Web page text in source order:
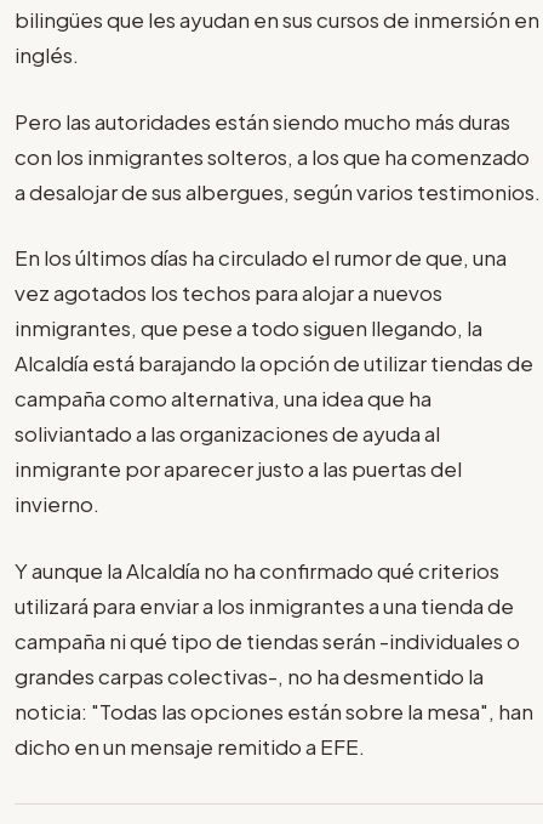
bilingües que les ayudan en sus cursos de inmersión en
inglés.
Pero las autoridades están siendo mucho más duras
con los inmigrantes solteros, a los que ha comenzado
a desalojar de sus albergues, según varios testimonios.
En los últimos días ha circulado el rumor de que, una
vez agotados los techos para alojar a nuevos
inmigrantes, que pese a todo siguen llegando, la
Alcaldía está barajando la opción de utilizar tiendas de
campaña como alternativa, una idea que ha
soliviantado a las organizaciones de ayuda al
inmigrante por aparecer justo a las puertas del
invierno.
Y aunque la Alcaldía no ha confirmado qué criterios
utilizará para enviar a los inmigrantes a una tienda de
campaña ni qué tipo de tiendas serán -individuales o
grandes carpas colectivas-, no ha desmentido la
noticia: "Todas las opciones están sobre la mesa", han
dicho en un mensaje remitido a EFE.